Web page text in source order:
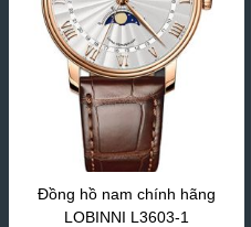
Đồng hồ nam chính hãng
LOBINNI L3603-1